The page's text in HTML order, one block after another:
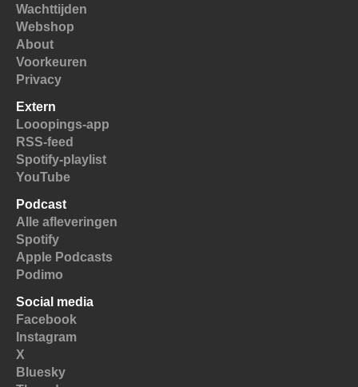
Wachttijden
Webshop
About
Voorkeuren
Privacy
Extern
Looopings-app
RSS-feed
Spotify-playlist
YouTube
Podcast
Alle afleveringen
Spotify
Apple Podcasts
Podimo
Social media
Facebook
Instagram
X
Bluesky